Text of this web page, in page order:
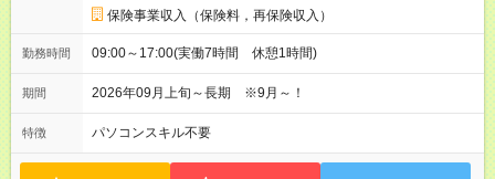
保険事業収入（保険料，再保険収入）
勤務時間 09:00～17:00(実働7時間 休憩1時間)
期間 2026年09月上旬～長期 ※9月～！
特徴 パソコンスキル不要